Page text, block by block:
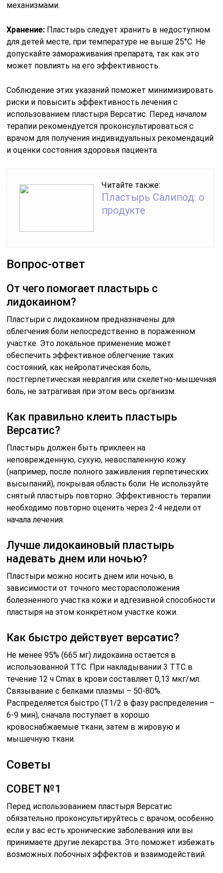
механизмами.
Хранение: Пластырь следует хранить в недоступном
для детей месте, при температуре не выше 25°C. Не
допускайте замораживания препарата, так как это
может повлиять на его эффективность.
Соблюдение этих указаний поможет минимизировать
риски и повысить эффективность лечения с
использованием пластыря Версатис. Перед началом
терапии рекомендуется проконсультироваться с
врачом для получения индивидуальных рекомендаций
и оценки состояния здоровья пациента.
Читайте также:
Пластырь Салипод: о
продукте
Вопрос-ответ
От чего помогает пластырь с
лидокаином?
Пластыри с лидокаином предназначены для
облегчения боли непосредственно в пораженном
участке. Это локальное применение может
обеспечить эффективное облегчение таких
состояний, как нейропатическая боль,
постгерпетическая невралгия или скелетно-мышечная
боль, не затрагивая при этом весь организм.
Как правильно клеить пластырь
Версатис?
Пластырь должен быть приклеен на
неповрежденную, сухую, невоспаленную кожу
(например, после полного заживления герпетических
высыпаний), покрывая область боли. Не используйте
снятый пластырь повторно. Эффективность терапии
необходимо повторно оценить через 2-4 недели от
начала лечения.
Лучше лидокаиновый пластырь
надевать днем ​​или ночью?
Пластыри можно носить днем или ночью, в
зависимости от точного месторасположения
болезненного участка кожи и адгезивной способности
пластыря на этом конкретном участке кожи.
Как быстро действует версатис?
Не менее 95% (665 мг) лидокаина остается в
использованной ТТС. При накладывании 3 ТТС в
течение 12 ч Cmax в крови составляет 0,13 мкг/мл.
Связывание с белками плазмы – 50-80%.
Распределяется быстро (T1/2 в фазу распределения –
6-9 мин), сначала поступает в хорошо
кровоснабжаемые ткани, затем в жировую и
мышечную ткани.
Советы
СОВЕТ №1
Перед использованием пластыря Версатис
обязательно проконсультируйтесь с врачом, особенно
если у вас есть хронические заболевания или вы
принимаете другие лекарства. Это поможет избежать
возможных побочных эффектов и взаимодействий.